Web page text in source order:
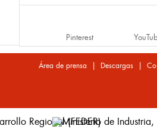
Pinterest
Área de prensa | Descargas|